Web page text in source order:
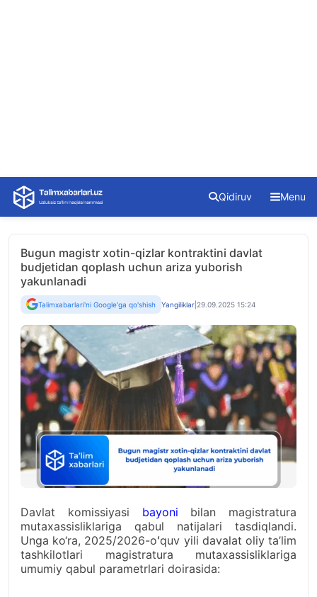
Skip
content
Qidiruv Menu
Bugun magistr xotin-qizlar kontraktini davlat
budjetidan qoplash uchun ariza yuborish
yakunlanadi
Talimxabarlari'ni Google'ga qo'shish Yangiliklar 29.09.2025 15:24
Davlat komissiyasi bayoni bilan magistratura
mutaxassisliklariga qabul natijalari tasdiqlandi.
Unga ko‘ra, 2025/2026-oʻquv yili davalat oliy ta’lim
tashkilotlari magistratura mutaxassisliklariga
umumiy qabul parametrlari doirasida: